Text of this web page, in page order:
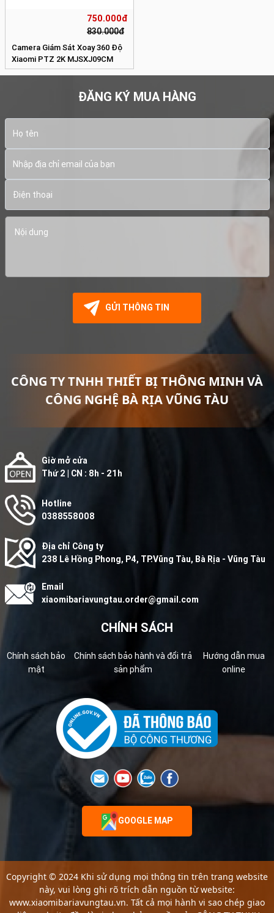
750.000đ
830.000đ
Camera Giám Sát Xoay 360 Độ
Xiaomi PTZ 2K MJSXJ09CM
ĐĂNG KÝ MUA HÀNG
CÔNG TY TNHH THIẾT BỊ THÔNG MINH VÀ
CÔNG NGHỆ BÀ RỊA VŨNG TÀU
Giờ mở cửa
Thứ 2 | CN : 8h - 21h
Hotline
0388558008
Địa chỉ Công ty
238 Lê Hồng Phong, P4, TP.Vũng Tàu, Bà Rịa - Vũng Tàu
Email
xiaomibariavungtau.order@gmail.com
CHÍNH SÁCH
Chính sách bảo
mật
Chính sách bảo hành và đổi trả
sản phẩm
Hướng dẫn mua
online
GOOGLE MAP
Copyright © 2024 Khi sử dụng mọi thông tin trên trang website
này, vui lòng ghi rõ trích dẫn nguồn từ website:
www.xiaomibariavungtau.vn. Tất cả mọi hành vi sao chép giao